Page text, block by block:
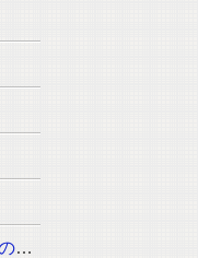
俺は、電脳世界が好きなだけの一般人です